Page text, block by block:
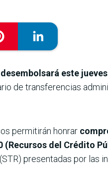
este jueves
de transferencias
permitirán honrar
(Recursos del Crédito
presentadas por